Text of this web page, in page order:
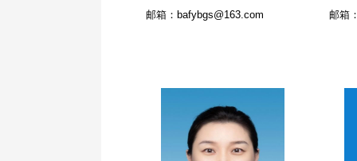
邮箱：bafybgs@163.com 邮箱